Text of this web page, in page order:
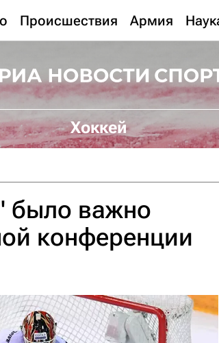
Происшествия Армия
Хоккей
было важно
конференции